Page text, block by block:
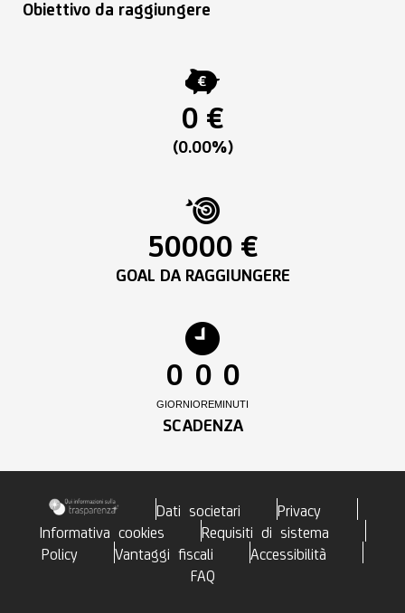
Obiettivo da raggiungere
0 €
(0.00%)
50000 €
GOAL DA RAGGIUNGERE
0
GIORNI
0
ORE
0
MINUTI
SCADENZA
Dati societari
Privacy
Informativa cookies
Requisiti di sistema
Policy
Vantaggi fiscali
Accessibilità
FAQ